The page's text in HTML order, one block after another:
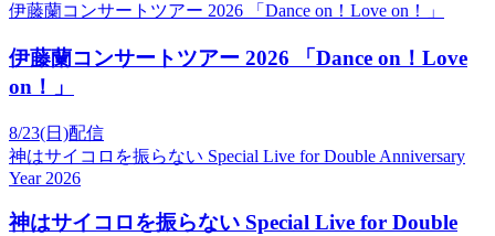
伊藤蘭コンサートツアー 2026 「Dance on！Love on！」
伊藤蘭コンサートツアー 2026 「Dance on！Love
on！」
8/23(日)配信
神はサイコロを振らない Special Live for Double Anniversary
Year 2026
神はサイコロを振らない Special Live for Double